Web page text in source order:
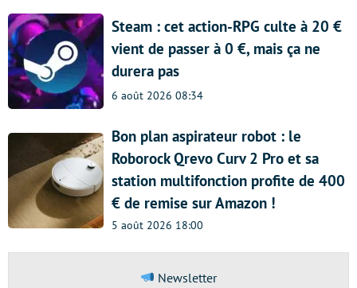
Steam : cet action-RPG culte à 20 €
vient de passer à 0 €, mais ça ne
durera pas
6 août 2026 08:34
Bon plan aspirateur robot : le
Roborock Qrevo Curv 2 Pro et sa
station multifonction profite de 400
€ de remise sur Amazon !
5 août 2026 18:00
Newsletter